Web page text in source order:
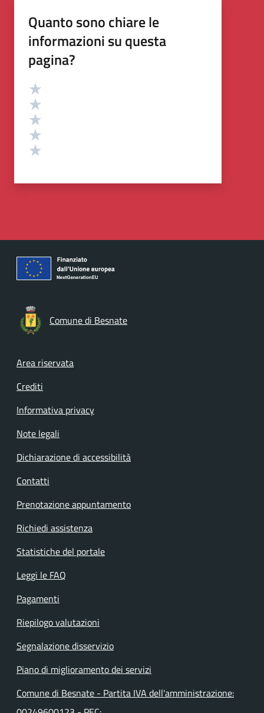
Quanto sono chiare le
informazioni su questa
pagina?
Valutazione
Comune di Besnate
Footer menu
Area riservata
Crediti
Informativa privacy
Note legali
Dichiarazione di accessibilità
Contatti
Prenotazione appuntamento
Richiedi assistenza
Statistiche del portale
Leggi le FAQ
Pagamenti
Riepilogo valutazioni
Segnalazione disservizio
Piano di miglioramento dei servizi
Comune di Besnate - Partita IVA dell'amministrazione: